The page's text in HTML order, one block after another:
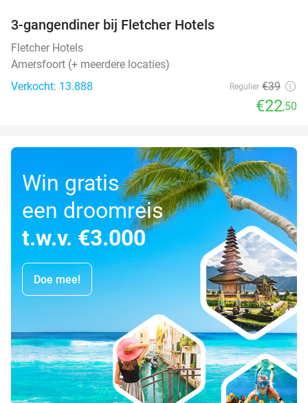
3-gangendiner bij Fletcher Hotels
Fletcher Hotels
Amersfoort (+ meerdere locaties)
Verkocht: 13.888
Regulier €39
€22,50
Win gratis
een droomreis
t.w.v. €3.000
Doe mee!